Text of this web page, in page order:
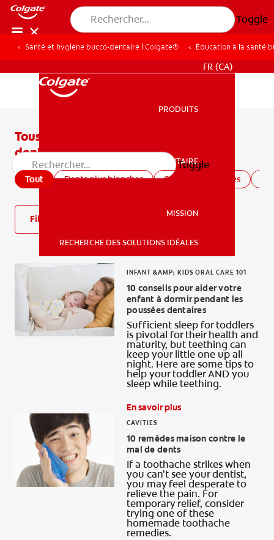
Toggle
SANTÉ BUCCO-DENTAIRE
RECHERCHE DES SOLUTIONS IDÉALES
POUR LES PROFESSIONNELS
FR (CA)
FR (CA)
PRODUITS
SANTÉ BUCCO-DENTAIRE
MISSION
RECHERCHE DES SOLUTIONS IDÉALES
Toggle
Santé et hygiène bucco-dentaire | Colgate® Éducation à la santé
Tous les articles sur la santé bucco-
dentaire
Tout Dents plus blanches Santé des gencives
Filtre
INFANT &AMP; KIDS ORAL CARE 101
10 conseils pour aider votre
enfant à dormir pendant les
poussées dentaires
Sufficient sleep for toddlers
is pivotal for their health and
maturity, but teething can
keep your little one up all
night. Here are some tips to
help your toddler AND you
sleep while teething.
En savoir plus
CAVITIES
10 remèdes maison contre le
mal de dents
If a toothache strikes when
you can't see your dentist,
you may feel desperate to
relieve the pain. For
temporary relief, consider
trying one of these
homemade toothache
remedies.